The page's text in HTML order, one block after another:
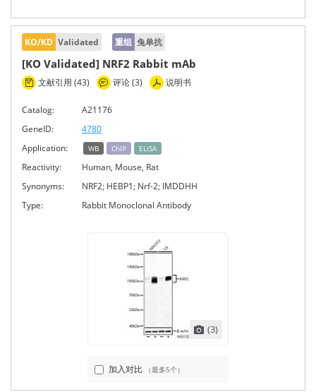
KO/KD Validated 重组 兔单抗
[KO Validated] NRF2 Rabbit mAb
文献引用 (43) 评论 (3) 说明书
Catalog:
A21176
GeneID:
4780
Application:
WB ChIP ELISA
Reactivity:
Human, Mouse, Rat
Synonyms:
NRF2; HEBP1; Nrf-2; IMDDHH
Type:
Rabbit Monoclonal Antibody
(3)
加入对比 （最多5个）